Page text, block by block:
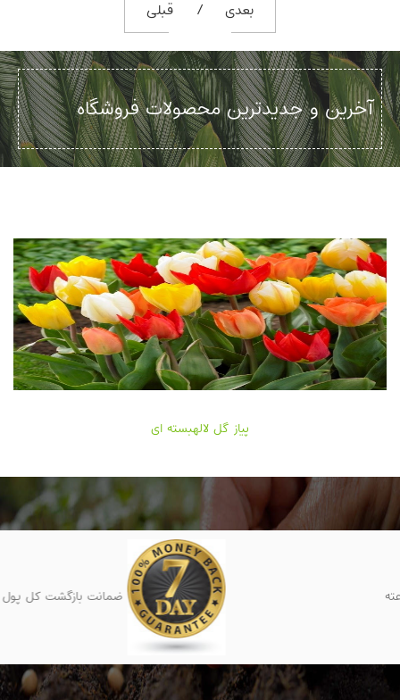
قبلی بعدی
آخرین و جدیدترین محصولات فروشگاه
پیاز گل لالهبسته ای
ضمانت بازگشت کل پول تا 7 روز